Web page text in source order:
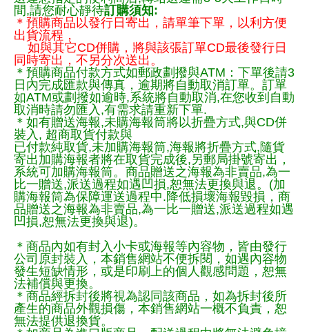
間,請您耐心靜待訂購須知:
＊預購商品以發行日寄出，請單筆下單，以利方便
出貨流程，
如與其它CD併購，將與該張訂單CD最後發行日
同時寄出，不另分次送出。
＊預購商品付款方式如郵政劃撥與ATM：下單後請3
日內完成匯款與傳真，逾期將自動取消訂單。訂單
如ATM或劃撥如逾時,系統將自動取消,在您收到自動
取消時請勿匯入,有需求請重新下單.
＊如有贈送海報,未購海報筒將以折疊方式,與CD併
裝入, 超商取貨付款與
已付款純取貨,未加購海報筒,海報將折疊方式,隨貨
寄出加購海報者將在取貨完成後,另郵局掛號寄出，
系統可加購海報筒。商品贈送之海報為非賣品,為一
比一贈送,派送過程如遇凹損,恕無法更換與退。(加
購海報筒為保障運送過程中.降低損壞海報毀損，商
品贈送之海報為非賣品,為一比一贈送,派送過程如遇
凹損,恕無法更換與退)。
＊商品內如有封入小卡或海報等內容物，皆由發行
公司原封裝入，本銷售網站不便拆閱，如遇內容物
發生短缺情形，或是印刷上的個人觀感問題，恕無
法補償與更換。
＊商品經拆封後將視為認同該商品，如為拆封後所
產生的商品外觀損傷，本銷售網站一概不負責，恕
無法提供退換貨。